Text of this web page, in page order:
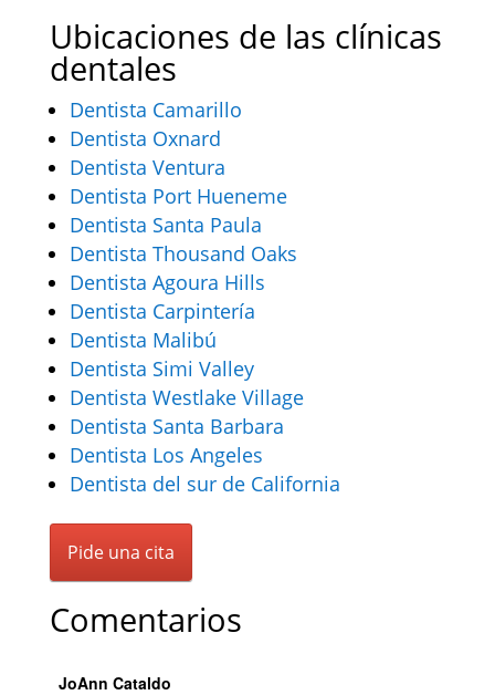
Ubicaciones de las clínicas
dentales
Dentista Camarillo
Dentista Oxnard
Dentista Ventura
Dentista Port Hueneme
Dentista Santa Paula
Dentista Thousand Oaks
Dentista Agoura Hills
Dentista Carpintería
Dentista Malibú
Dentista Simi Valley
Dentista Westlake Village
Dentista Santa Barbara
Dentista Los Angeles
Dentista del sur de California
Pide una cita
Comentarios
JoAnn Cataldo